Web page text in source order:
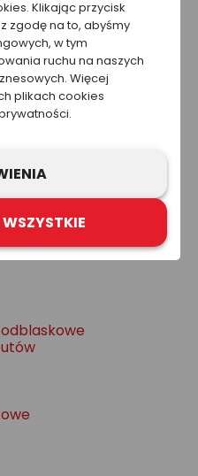
Klikając przycisk
zgodę na to, abyśmy
w tym
ruchu na naszych
Więcej
plikach cookies